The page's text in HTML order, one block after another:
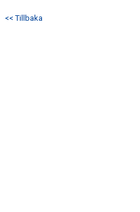
<< Tillbaka